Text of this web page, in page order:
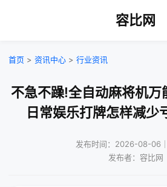
容比网
首页 > 资讯中心 > 行业资讯
不急不躁!全自动麻将机万
日常娱乐打牌怎样减少
发布时间：2026-08-06
发布者：容比网